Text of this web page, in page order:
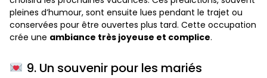
pleines d’humour, sont ensuite lues pendant le trajet ou
conservées pour être ouvertes plus tard. Cette occupation
crée une ambiance très joyeuse et complice.
9. Un souvenir pour les mariés